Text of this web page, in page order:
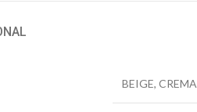
BEIGE, CREMA